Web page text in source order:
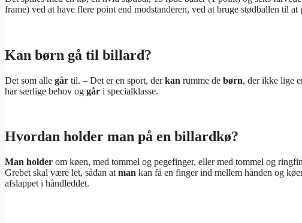
frame) ved at have flere point end modstanderen, ved at bruge stødballen til
Kan børn gå til billard?
Det som alle går til. – Det er en sport, derkan rumme de børn, der ikke lige
har særlige behov og går i specialklasse.
Hvordan holder man på en billardkø?
Man holder om køen, med tommel og pegefinger, eller med tommel og
Grebet skal være let, sådan at man kan få en finger ind mellem hånden og
afslappet i håndleddet.